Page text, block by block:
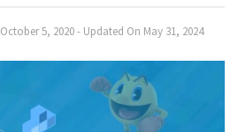
October 5, 2020 - Updated On May 31, 2024